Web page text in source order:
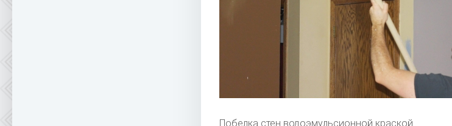
Побелка стен водоэмульсионной краской